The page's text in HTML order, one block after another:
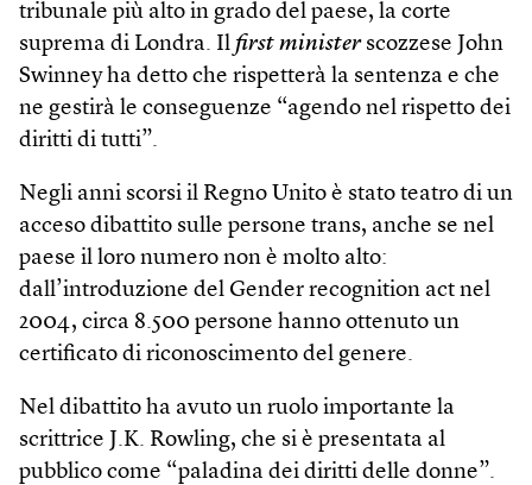
tribunale più alto in grado del paese, la corte
suprema di Londra. Il first ministerscozzese John
Swinney ha detto che rispetterà la sentenza e che
ne gestirà le conseguenze “agendo nel rispetto dei
diritti di tutti”.
Negli anni scorsi il Regno Unito è stato teatro di un
acceso dibattito sulle persone trans, anche se nel
paese il loro numero non è molto alto:
dall’introduzione del Gender recognition act nel
2004, circa 8.500 persone hanno ottenuto un
certificato di riconoscimento del genere.
Nel dibattito ha avuto un ruolo importante la
scrittrice J.K. Rowling, che si è presentata al
pubblico come “paladina dei diritti delle donne”.